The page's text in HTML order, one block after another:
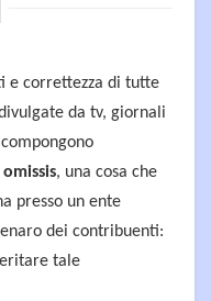
e correttezza di tutte
da tv, giornali
, una cosa che
presso un ente
dei contribuenti:
tale